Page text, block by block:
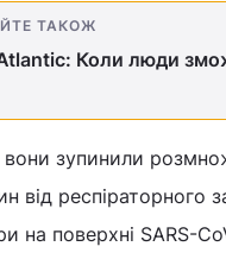
ТАКОЖ
Коли люди
зупинили
від
на поверхні SARS-